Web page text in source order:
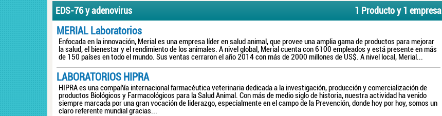
EDS-76 y adenovirus 1 Producto y 1 empresa
MERIAL Laboratorios
Enfocada en la innovación, Merial es una empresa líder en salud animal, que provee una amplia gama de productos para mejorar
la salud, el bienestar y el rendimiento de los animales. A nivel global, Merial cuenta con 6100 empleados y está presente en más
de 150 países en todo el mundo. Sus ventas cerraron el año 2014 con más de 2000 millones de US$. A nivel local, Merial...
LABORATORIOS HIPRA
HIPRA es una compañía internacional farmacéutica veterinaria dedicada a la investigación, producción y comercialización de
productos Biológicos y Farmacológicos para la Salud Animal. Con más de medio siglo de historia, nuestra actividad ha venido
siempre marcada por una gran vocación de liderazgo, especialmente en el campo de la Prevención, donde hoy por hoy, somos un
claro referente mundial gracias...